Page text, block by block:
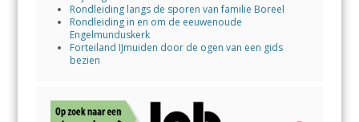
Rondleiding langs de sporen van familie Boreel
Rondleiding in en om de eeuwenoude
Engelmunduskerk
Forteiland IJmuiden door de ogen van een gids
bezien